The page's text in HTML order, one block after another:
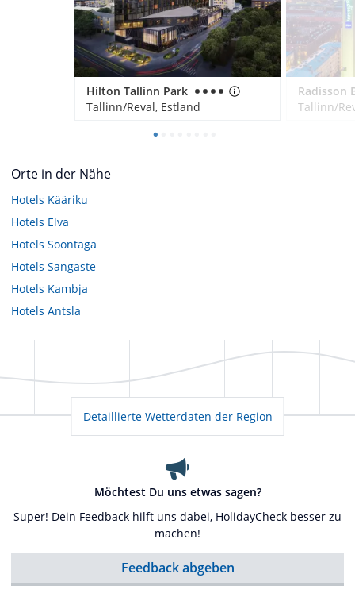
Hilton Tallinn Park
Tallinn/Reval, Estland
Tallinn/
Orte in der Nähe
Hotels Kääriku
Hotels Elva
Hotels Soontaga
Hotels Sangaste
Hotels Kambja
Hotels Antsla
Detaillierte Wetterdaten der Region
Möchtest Du uns etwas sagen?
Super! Dein Feedback hilft uns dabei, HolidayCheck besser zu
machen!
Feedback abgeben